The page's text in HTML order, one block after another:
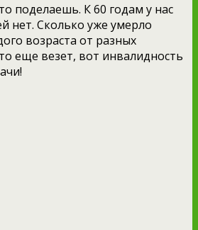
поделаешь. К 60 годам у нас
нет. Сколько уже умерло
возраста от разных
еще везет, вот инвалидность